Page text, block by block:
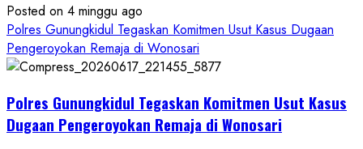
Kewaspadaan
Warga
Langsung
Tangkap
Pelaku
Pencurian
Posted on 4 minggu ago
Polres Gunungkidul Tegaskan Komitmen Usut Kasus Dugaan
Pengeroyokan Remaja di Wonosari
Polres Gunungkidul Tegaskan Komitmen Usut Kasus
Dugaan Pengeroyokan Remaja di Wonosari